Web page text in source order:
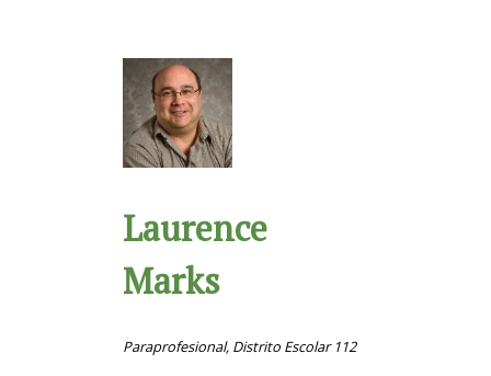
Laurence
Marks
Paraprofesional, Distrito Escolar 112